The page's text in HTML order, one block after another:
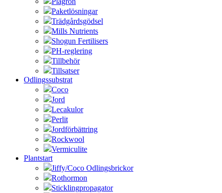
Paketlösningar
Trädgårdsgödsel
Mills Nutrients
Shogun Fertilisers
PH-reglering
Tillbehör
Tillsatser
Odlingssubstrat
Coco
Jord
Lecakulor
Perlit
Jordförbättring
Rockwool
Vermiculite
Plantstart
Jiffy/Coco Odlingsbrickor
Rothormon
Sticklingpropagator